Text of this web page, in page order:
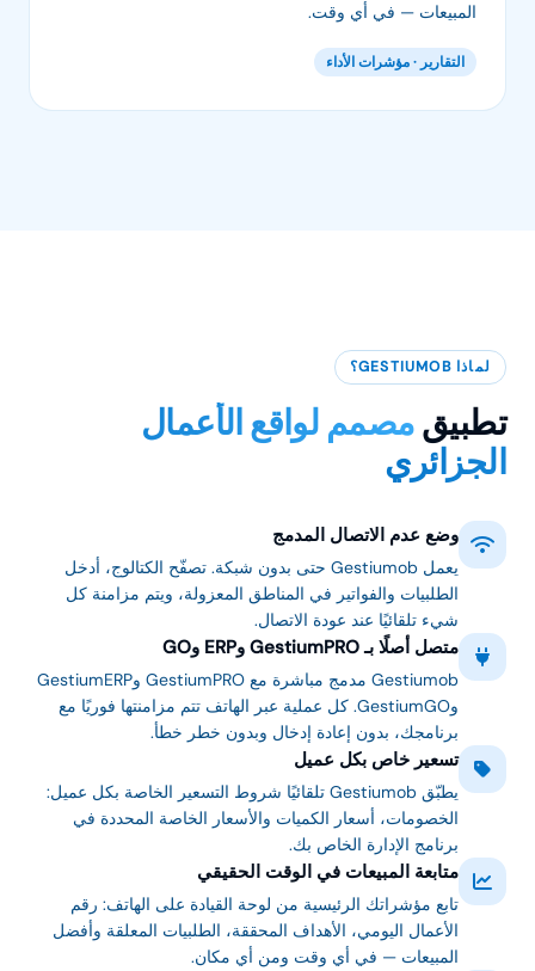
المبيعات — في أي وقت.
التقارير · مؤشرات الأداء
لماذا GESTIUMOB؟
تطبيق مصمم لواقع الأعمال
الجزائري
وضع عدم الاتصال المدمج
يعمل Gestiumob حتى بدون شبكة. تصفّح الكتالوج، أدخل
الطلبيات والفواتير في المناطق المعزولة، ويتم مزامنة كل
شيء تلقائيًا عند عودة الاتصال.
متصل أصلًا بـ GestiumPRO وERP وGO
Gestiumob مدمج مباشرة مع GestiumPRO وGestiumERP
وGestiumGO. كل عملية عبر الهاتف تتم مزامنتها فوريًا مع
برنامجك، بدون إعادة إدخال وبدون خطر خطأ.
تسعير خاص بكل عميل
يطبّق Gestiumob تلقائيًا شروط التسعير الخاصة بكل عميل:
الخصومات، أسعار الكميات والأسعار الخاصة المحددة في
برنامج الإدارة الخاص بك.
متابعة المبيعات في الوقت الحقيقي
تابع مؤشراتك الرئيسية من لوحة القيادة على الهاتف: رقم
الأعمال اليومي، الأهداف المحققة، الطلبيات المعلقة وأفضل
المبيعات — في أي وقت ومن أي مكان.